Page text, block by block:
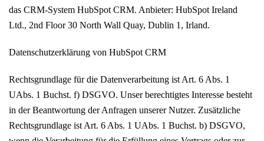
das CRM-System HubSpot CRM. Anbieter: HubSpot Ireland
Ltd., 2nd Floor 30 North Wall Quay, Dublin 1, Irland.
Datenschutzerklärung von HubSpot CRM
Rechtsgrundlage für die Datenverarbeitung ist Art. 6 Abs. 1
UAbs. 1 Buchst. f) DSGVO. Unser berechtigtes Interesse besteht
in der Beantwortung der Anfragen unserer Nutzer. Zusätzliche
Rechtsgrundlage ist Art. 6 Abs. 1 UAbs. 1 Buchst. b) DSGVO,